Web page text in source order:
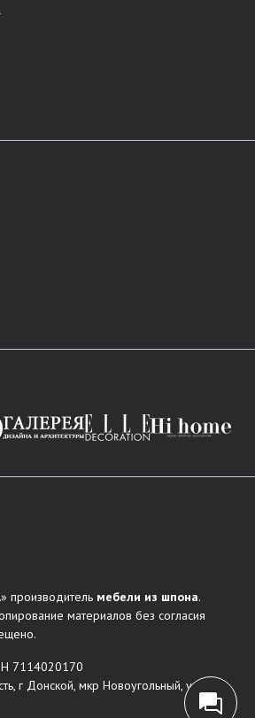
производитель мебели из шпона.
материалов без согласия
7114020170
г Донской, мкр Новоугольный, ул